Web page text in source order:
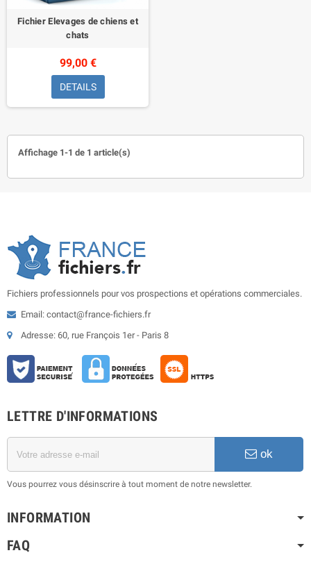
Fichier Elevages de chiens et
chats
99,00 €
DETAILS
Affichage 1-1 de 1 article(s)
Fichiers professionnels pour vos prospections et opérations commerciales.
Email: contact@france-fichiers.fr
Adresse: 60, rue François 1er - Paris 8
LETTRE D'INFORMATIONS
ok
Vous pourrez vous désinscrire à tout moment de notre newsletter.
INFORMATION
FAQ